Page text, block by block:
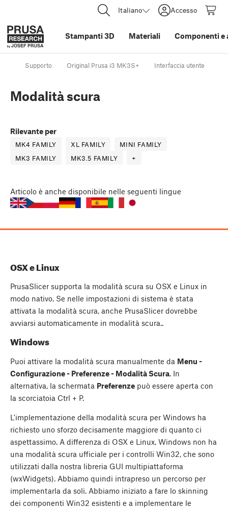
Italiano Accesso
Stampanti 3D Materiali Componenti e
Supporto Original Prusa i3 MK3S+ Interfaccia utente
Modalità scura
Rilevante per
MK4 FAMILY XL FAMILY
MINI FAMILY
MK3 FAMILY
MK3.5 FAMILY +
Articolo è anche disponibile nelle seguenti lingue
OSX e Linux
PrusaSlicer supporta la modalità scura su OSX e Linux in
modo nativo. Se nelle impostazioni di sistema è stata
attivata la modalità scura, anche PrusaSlicer dovrebbe
avviarsi automaticamente in modalità scura..
Windows
Puoi attivare la modalità scura manualmente da Menu -
Configurazione - Preferenze - Modalità Scura. In
alternativa, la schermata Preferenze può essere aperta con
la scorciatoia Ctrl + P.
L'implementazione della modalità scura per Windows ha
richiesto uno sforzo decisamente maggiore di quanto ci
aspettassimo. A differenza di OSX e Linux, Windows non ha
una modalità scura ufficiale per i controlli Win32, che sono
utilizzati dalla nostra libreria GUI multipiattaforma
(wxWidgets). Abbiamo quindi intrapreso un percorso per
implementarla da soli. Abbiamo iniziato a fare lo skinning
dei componenti Win32 esistenti e a implementare le